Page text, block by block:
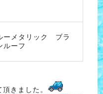
ーメタリック ブラ
ルーフ
きました。